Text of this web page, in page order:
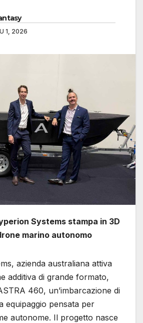
1, 2026
Systems stampa in 3D
marino autonomo
azienda australiana attiva
additiva di grande formato,
460, un’imbarcazione di
equipaggio pensata per
autonome. Il progetto nasce